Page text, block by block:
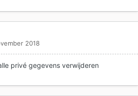
2018
privé gegevens verwijderen